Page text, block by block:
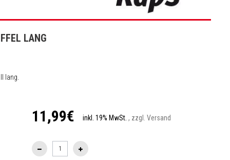
LANG
lang.
11,99€ inkl. 19% MwSt. , zzgl. Versand